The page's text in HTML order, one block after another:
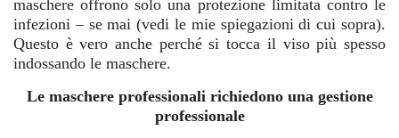
maschere offrono solo una protezione limitata contro le
infezioni – se mai (vedi le mie spiegazioni di cui sopra).
Questo è vero anche perché si tocca il viso più spesso
indossando le maschere.
Le maschere professionali richiedono una gestione
professionale